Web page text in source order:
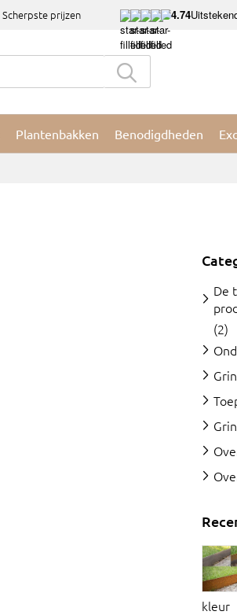
Scherpste prijzen 4.74
Plantenbakken Benodigdheden
De
(2)
kleur